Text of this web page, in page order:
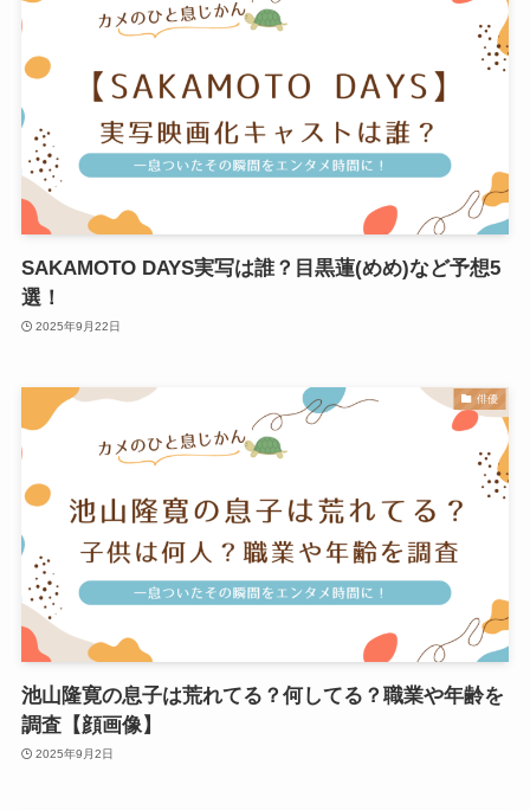
SAKAMOTO DAYS実写は誰？目黒蓮(めめ)など予想5
選！
2025年9月22日
俳優
池山隆寛の息子は荒れてる？何してる？職業や年齢を
調査【顔画像】
2025年9月2日